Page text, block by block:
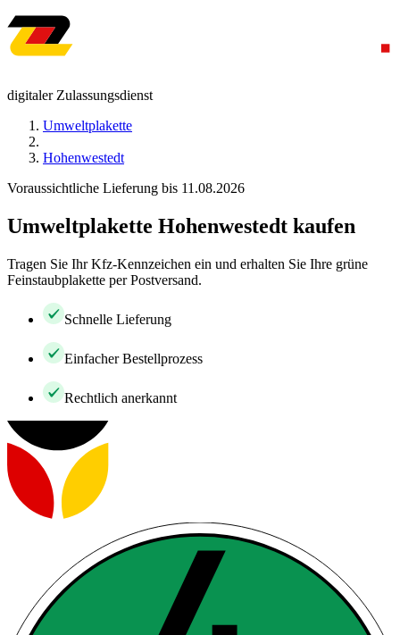
digitaler Zulassungsdienst
Umweltplakette
Hohenwestedt
Voraussichtliche Lieferung bis 11.08.2026
Umweltplakette Hohenwestedt kaufen
Tragen Sie Ihr Kfz-Kennzeichen ein und erhalten Sie Ihre grüne
Feinstaubplakette per Postversand.
Schnelle Lieferung
Einfacher Bestellprozess
Rechtlich anerkannt